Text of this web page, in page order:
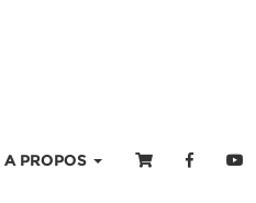
A PROPOS